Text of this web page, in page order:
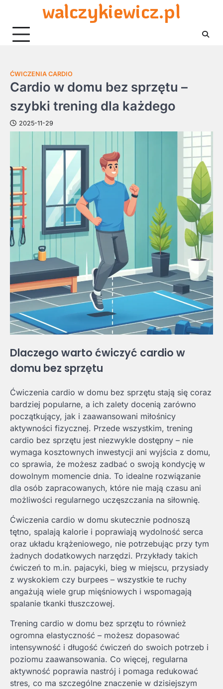
content
walczykiewicz.pl
ĆWICZENIA CARDIO
Cardio w domu bez sprzętu –
szybki trening dla każdego
2025-11-29
Dlaczego warto ćwiczyć cardio w
domu bez sprzętu
Ćwiczenia cardio w domu bez sprzętu stają się coraz
bardziej popularne, a ich zalety docenią zarówno
początkujący, jak i zaawansowani miłośnicy
aktywności fizycznej. Przede wszystkim, trening
cardio bez sprzętu jest niezwykle dostępny – nie
wymaga kosztownych inwestycji ani wyjścia z domu,
co sprawia, że możesz zadbać o swoją kondycję w
dowolnym momencie dnia. To idealne rozwiązanie
dla osób zapracowanych, które nie mają czasu ani
możliwości regularnego uczęszczania na siłownię.
Ćwiczenia cardio w domu skutecznie podnoszą
tętno, spalają kalorie i poprawiają wydolność serca
oraz układu krążeniowego, nie potrzebując przy tym
żadnych dodatkowych narzędzi. Przykłady takich
ćwiczeń to m.in. pajacyki, bieg w miejscu, przysiady
z wyskokiem czy burpees – wszystkie te ruchy
angażują wiele grup mięśniowych i wspomagają
spalanie tkanki tłuszczowej.
Trening cardio w domu bez sprzętu to również
ogromna elastyczność – możesz dopasować
intensywność i długość ćwiczeń do swoich potrzeb i
poziomu zaawansowania. Co więcej, regularna
aktywność poprawia nastrój i pomaga redukować
stres, co ma szczególne znaczenie w dzisiejszym